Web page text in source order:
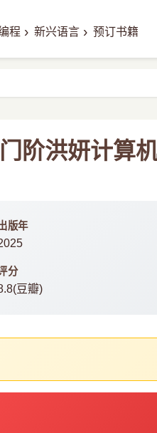
程 › 新兴语言 › 预订书籍
阶洪妍计算
版年
分
豆瓣)